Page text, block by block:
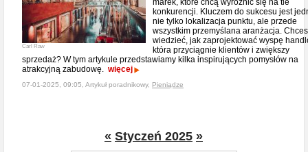
Carl Raw
marek, które chcą wyróżnić się na tle
konkurencji. Kluczem do sukcesu jest
nie tylko lokalizacja punktu, ale przede
wszystkim przemyślana aranżacja.
wiedzieć, jak zaprojektować wyspę
która przyciągnie klientów i zwiększy
sprzedaż? W tym artykule przedstawiamy kilka inspirujących pomysłów na
atrakcyjną zabudowę. więcej
07-01-2025, 09:05, Artykuł poradnikowy, Pieniądze
« Styczeń 2025 »